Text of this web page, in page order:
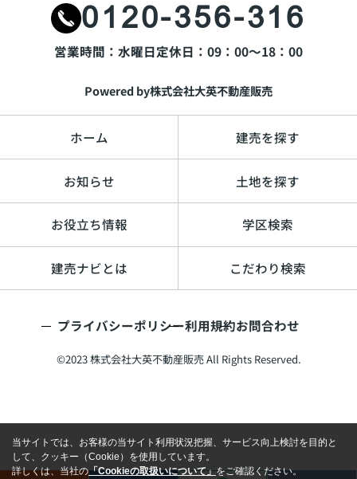
0120-356-316
営業時間：水曜日定休日：09：00～18：00
Powered by株式会社大英不動産販売
ホーム 建売を探す
お知らせ 土地を探す
お役立ち情報 学区検索
建売ナビとは こだわり検索
プライバシーポリシー利用規約お問合わせ
©2023 株式会社大英不動産販売 All Rights Reserved.
当サイトでは、お客様の当サイト利用状況把握、サービス向上検討を目的と
して、クッキー（Cookie）を使用しています。
詳しくは、当社の「Cookieの取扱いについて」をご確認ください。